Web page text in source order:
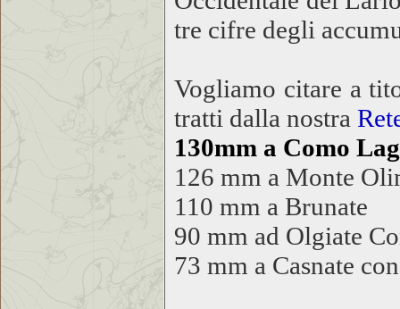
tre cifre degli
Vogliamo citare a
tratti dalla nostra
130mm a Como
126 mm a Monte
110 mm a Brunate
90 mm ad Olgiate
73 mm a Casnate